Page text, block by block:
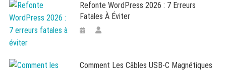
Refonte WordPress 2026 : 7 Erreurs
Fatales À Éviter
Comment Les Câbles USB-C Magnétiques